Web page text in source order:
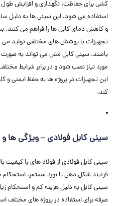
کشی برای حفاظت، نگهداری و افزایش
استفاده می‌ شود، این سینی ‌ها به دلیل
و کاهش دمای کابل ‌ها را فراهم می‌ کنند.
تجهیزات با پوشش ‌های مختلفی تولید می
باشند. سینی کابل مش می ‌تواند به
مورد نیاز نصب شود و در برابر شرایط
این تجهیزات در پروژه ‌ها به حفظ ایمنی
کند.
سینی کابل فولادی – ویژگی ‌ها و
سینی کابل فولادی از فولاد های با کیفیت
فرآیند شکل ‌دهی با نورد مستمر، استحکام
سینی کابل به دلیل هزینه کم و استحکام
صرفه برای استفاده در پروژه ‌های مختلف